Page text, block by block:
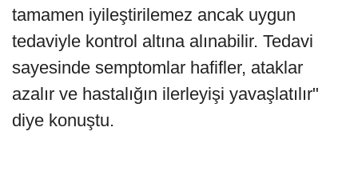
tamamen iyileştirilemez ancak uygun
tedaviyle kontrol altına alınabilir. Tedavi
sayesinde semptomlar hafifler, ataklar
azalır ve hastalığın ilerleyişi yavaşlatılır"
diye konuştu.